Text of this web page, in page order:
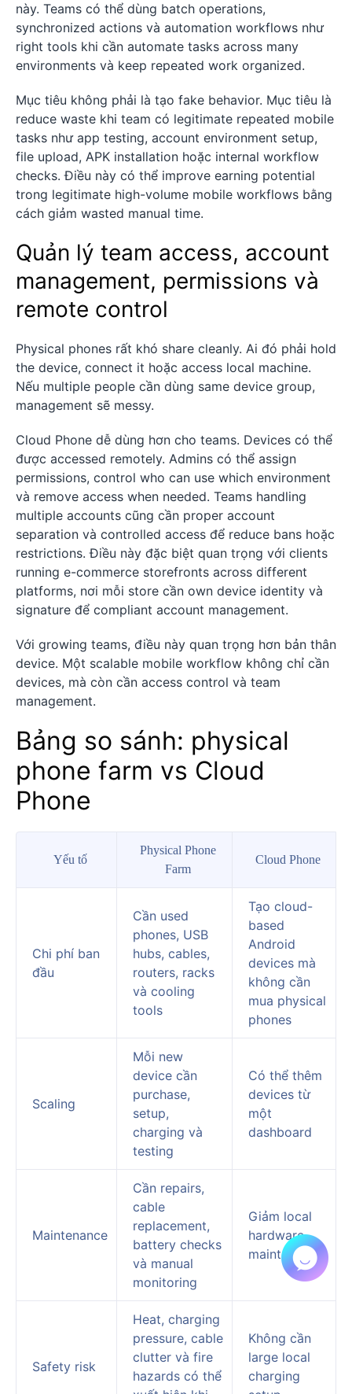
này. Teams có thể dùng batch operations,
synchronized actions và automation workflows như
right tools khi cần automate tasks across many
environments và keep repeated work organized.
Mục tiêu không phải là tạo fake behavior. Mục tiêu là
reduce waste khi team có legitimate repeated mobile
tasks như app testing, account environment setup,
file upload, APK installation hoặc internal workflow
checks. Điều này có thể improve earning potential
trong legitimate high-volume mobile workflows bằng
cách giảm wasted manual time.
Quản lý team access, account
management, permissions và
remote control
Physical phones rất khó share cleanly. Ai đó phải hold
the device, connect it hoặc access local machine.
Nếu multiple people cần dùng same device group,
management sẽ messy.
Cloud Phone dễ dùng hơn cho teams. Devices có thể
được accessed remotely. Admins có thể assign
permissions, control who can use which environment
và remove access when needed. Teams handling
multiple accounts cũng cần proper account
separation và controlled access để reduce bans hoặc
restrictions. Điều này đặc biệt quan trọng với clients
running e-commerce storefronts across different
platforms, nơi mỗi store cần own device identity và
signature để compliant account management.
Với growing teams, điều này quan trọng hơn bản thân
device. Một scalable mobile workflow không chỉ cần
devices, mà còn cần access control và team
management.
Bảng so sánh: physical
phone farm vs Cloud
Phone
Yếu tố
Physical Phone
Farm
Cloud Phone
Chi phí ban
đầu
Cần used
phones, USB
hubs, cables,
routers, racks
và cooling
tools
Tạo cloud-
based
Android
devices mà
không cần
mua physical
phones
Scaling
Mỗi new
device cần
purchase,
setup,
charging và
testing
Có thể thêm
devices từ
một
dashboard
Maintenance
Cần repairs,
cable
replacement,
battery checks
và manual
monitoring
Giảm local
hardware
maintenance
Safety risk
Heat, charging
pressure, cable
clutter và fire
hazards có thể
Không cần
large local
charging